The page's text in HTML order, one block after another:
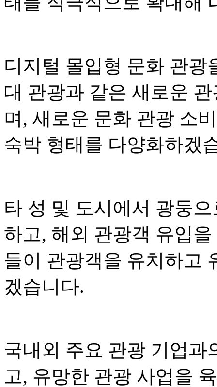
디지털 몰입형 문화 관광
대 관광과 같은 새로운
며, 새로운 문화 관광 소
숙박 형태를 다양화하겠
타 성 및 도시에서 광둥
하고, 해외 관광객 유입
들이 관광객을 유치하고
겠습니다.
국내외 주요 관광 기업과
고, 유망한 관광 사업을